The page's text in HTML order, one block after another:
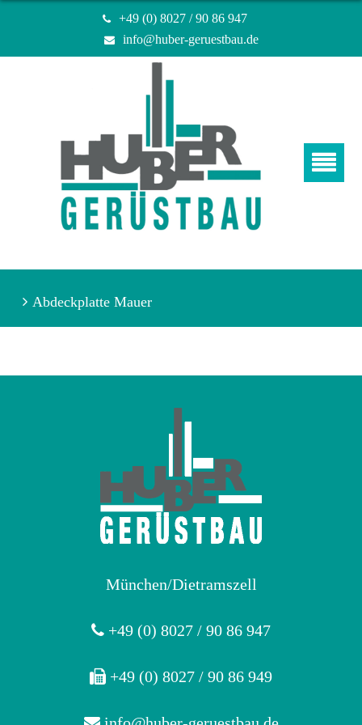
+49 (0) 8027 / 90 86 947
info@huber-geruestbau.de
Abdeckplatte Mauer
München/Dietramszell
+49 (0) 8027 / 90 86 947
+49 (0) 8027 / 90 86 949